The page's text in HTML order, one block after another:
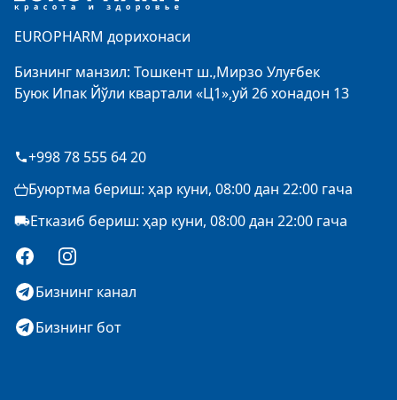
EUROPHARM дорихонаси
Бизнинг манзил: Тошкент ш.,Мирзо Улуғбек
Буюк Ипак Йўли квартали «Ц1»,уй 26 хонадон 13
+998 78 555 64 20
Буюртма бериш: ҳар куни, 08:00 дан 22:00 гача
Етказиб бериш: ҳар куни, 08:00 дан 22:00 гача
FacebookInstagram
Бизнинг канал
Бизнинг бот